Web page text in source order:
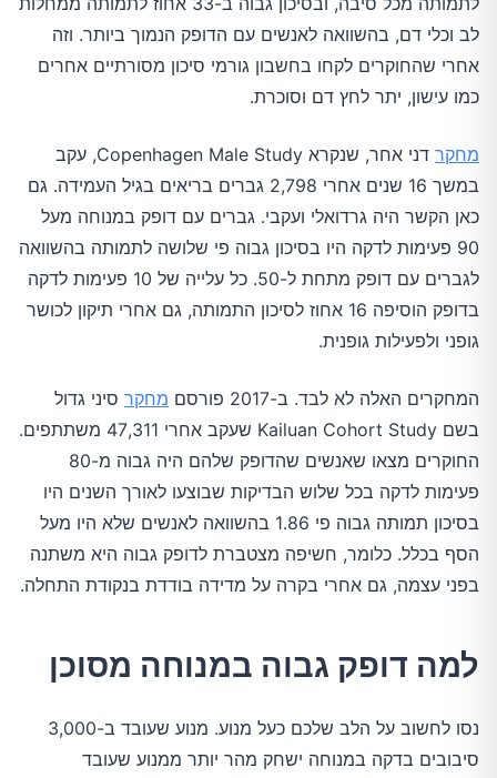
לב וכלי דם, בהשוואה לאנשים עם הדופק הנמוך ביותר. וזה
אחרי שהחוקרים לקחו בחשבון גורמי סיכון מסורתיים אחרים
כמו עישון, יתר לחץ דם וסוכרת.
מחקר
דני אחר, שנקרא Copenhagen Male Study, עקב
במשך 16 שנים אחרי 2,798 גברים בריאים בגיל העמידה. גם
כאן הקשר היה גרדואלי ועקבי. גברים עם דופק במנוחה מעל
90 פעימות לדקה היו בסיכון גבוה פי שלושה לתמותה בהשוואה
לגברים עם דופק מתחת ל-50. כל עלייה של 10 פעימות לדקה
בדופק הוסיפה 16 אחוז לסיכון התמותה, גם אחרי תיקון לכושר
גופני ולפעילות גופנית.
המחקרים האלה לא לבד. ב-2017 פורסם מחקר סיני גדול
בשם Kailuan Cohort Study שעקב אחרי 47,311 משתתפים.
החוקרים מצאו שאנשים שהדופק שלהם היה גבוה מ-80
פעימות לדקה בכל שלוש הבדיקות שבוצעו לאורך השנים היו
בסיכון תמותה גבוה פי 1.86 בהשוואה לאנשים שלא היו מעל
הסף בכלל. כלומר, חשיפה מצטברת לדופק גבוה היא משתנה
בפני עצמה, גם אחרי בקרה על מדידה בודדת בנקודת התחלה.
למה דופק גבוה במנוחה מסוכן
נסו לחשוב על הלב שלכם כעל מנוע. מנוע שעובד ב-3,000
סיבובים בדקה במנוחה ישחק מהר יותר ממנוע שעובד